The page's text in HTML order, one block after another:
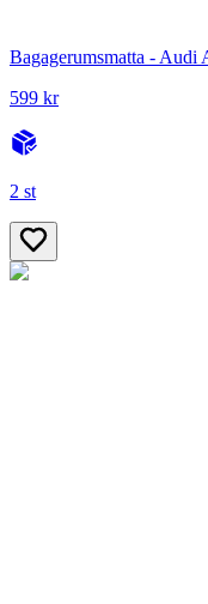
Bagagerumsmatta - Audi
599 kr
2 st